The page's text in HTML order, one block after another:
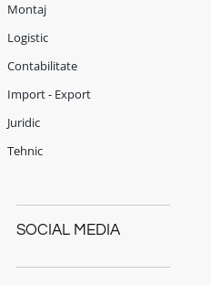
Montaj
Logistic
Contabilitate
Import - Export
Juridic
Tehnic
SOCIAL MEDIA